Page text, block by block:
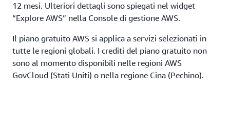
12 mesi. Ulteriori dettagli sono spiegati nel widget
“Explore AWS” nella Console di gestione AWS.
Il piano gratuito AWS si applica a servizi selezionati in
tutte le regioni globali. I crediti del piano gratuito non
sono al momento disponibili nelle regioni AWS
GovCloud (Stati Uniti) o nella regione Cina (Pechino).